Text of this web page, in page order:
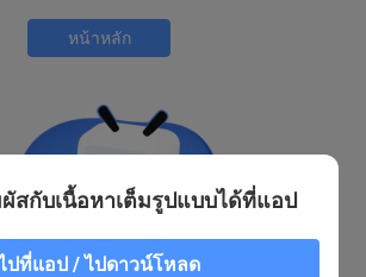
หน้าหลัก
สกับเนื้อหาเต็มรูปแบบได้ที่แอป
ปที่แอป / ไปดาวน์โหลด